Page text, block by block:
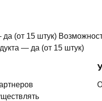
(от 15 штук)
— да (от 15 штук)